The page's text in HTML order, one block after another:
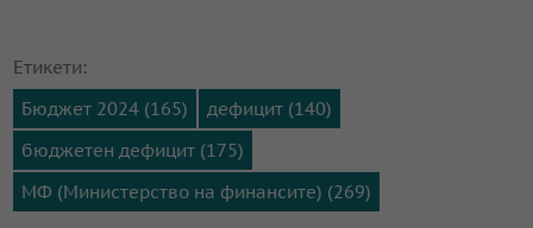
Етикети:
Бюджет 2024 (165)
дефицит (140)
бюджетен дефицит (175)
МФ (Министерство на финансите) (269)